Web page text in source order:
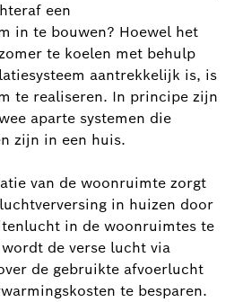
een
in te bouwen? Hoewel het
te koelen met behulp
aantrekkelijk is, is
te realiseren. In principe zijn
aparte systemen die
zijn in een huis.
van de woonruimte zorgt
in huizen door
in de woonruimtes te
de verse lucht via
de gebruikte afvoerlucht
te besparen.